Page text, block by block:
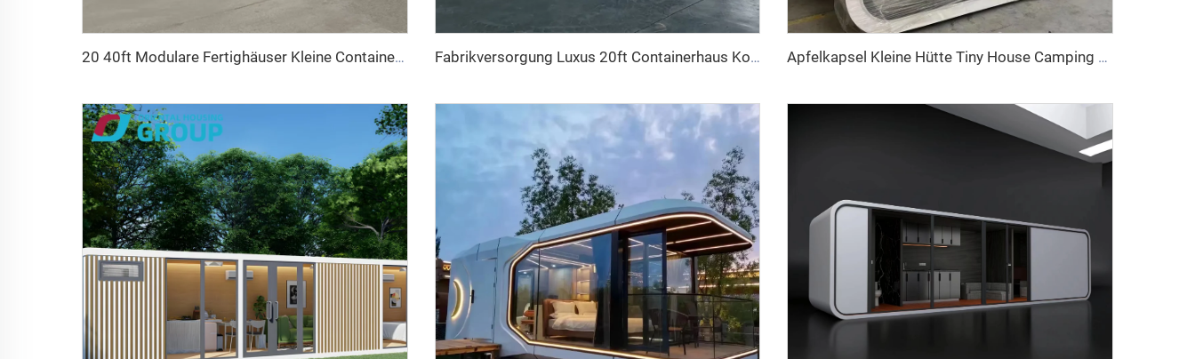
20 40ft Modulare Fertighäuser Kleine Container Büro Tragbares Apple House Pod Bewegliche Apple Cabin Fabrikversorgung Luxus 20ft Containerhaus Komfortables kleines Raumkapselhaus Fertigbaustahl Modularbett Hotelkabine Bürogebrauch Apfelkapsel Kleine Hütte Tiny House Camping Pod